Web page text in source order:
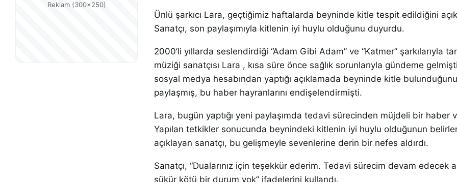
Reklam (300×250)
Ünlü şarkıcı Lara, geçtiğimiz haftalarda beyninde kitle tespit edildiğini
Sanatçı, son paylaşımıyla kitlenin iyi huylu olduğunu duyurdu.
2000’li yıllarda seslendirdiği “Adam Gibi Adam” ve “Katmer” şarkılarıyla
müziği sanatçısı Lara , kısa süre önce sağlık sorunlarıyla gündeme
sosyal medya hesabından yaptığı açıklamada beyninde kitle bulunduğunu
paylaşmış, bu haber hayranlarını endişelendirmişti.
Lara, bugün yaptığı yeni paylaşımda tedavi sürecinden müjdeli bir haber
Yapılan tetkikler sonucunda beynindeki kitlenin iyi huylu olduğunun
açıklayan sanatçı, bu gelişmeyle sevenlerine derin bir nefes aldırdı.
Sanatçı, “Dualarınız için teşekkür ederim. Tedavi sürecim devam edecek
şükür kötü bir durum yok” ifadelerini kullandı.